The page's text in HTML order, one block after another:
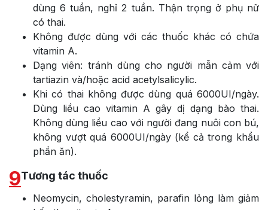
dùng 6 tuần, nghỉ 2 tuần. Thận trọng ở phụ nữ
có thai.
Không được dùng với các thuốc khác có chứa
vitamin A.
Dạng viên: tránh dùng cho người mẫn cảm với
tartiazin và/hoặc acid acetylsalicylic.
Khi có thai không được dùng quá 6000UI/ngày.
Dùng liều cao vitamin A gây dị dạng bào thai.
Không dùng liều cao với người đang nuôi con bú,
không vượt quá 6000UI/ngày (kể cả trong khẩu
phần ăn).
9Tương tác thuốc
Neomycin, cholestyramin, parafin lỏng làm giảm